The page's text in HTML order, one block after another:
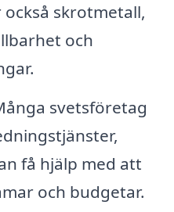
skrotmetall,
och
svetsföretag
få hjälp med att
och budgetar.